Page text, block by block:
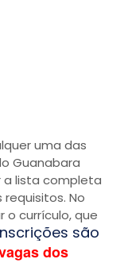
uma das
Guanabara
a lista completa
No
o currículo, que
são
dos